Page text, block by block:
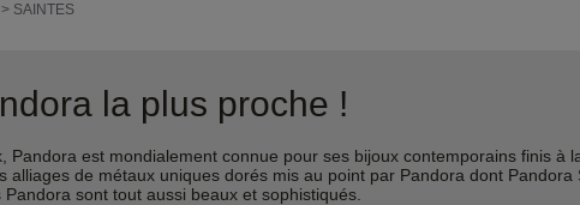
> SAINTES
la plus proche !
est mondialement connue pour ses bijoux contemporains finis à
de métaux uniques dorés mis au point par Pandora dont
sont tout aussi beaux et sophistiqués.